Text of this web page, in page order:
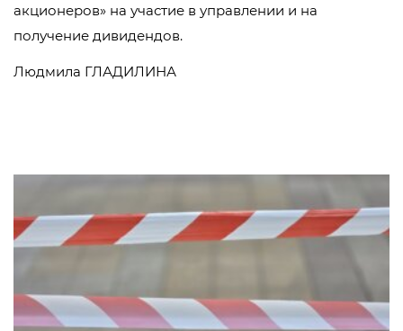
акционеров» на участие в управлении и на
получение дивидендов.
Людмила ГЛАДИЛИНА